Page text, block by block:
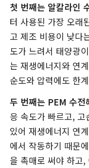
첫 번째는 알칼라인
터 사용된 가장 오래
고 제조 비용이 낮다
도가 느려서 태양광
는 재생에너지와 연
순도와 압력에도 한
두 번째는 PEM 수전
응 속도가 빠르고,
있어 재생에너지 연
에서 작동하기 때문
을 촉매로 써야 하고